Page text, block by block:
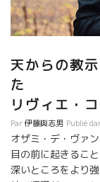
天からの教
た
リヴィエ・
Par伊藤與志男 Publié
オザミ・デ・ヴァ
目の前に起きるこ
深いところをより